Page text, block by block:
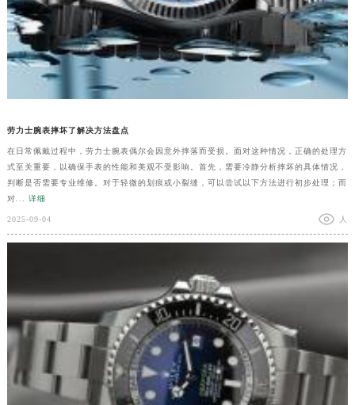
劳力士腕表摔坏了解决方法盘点
在日常佩戴过程中，劳力士腕表偶尔会因意外摔落而受损。面对这种情况，正确的处理方
式至关重要，以确保手表的性能和美观不受影响。首先，需要冷静分析摔坏的具体情况，
判断是否需要专业维修。对于轻微的划痕或小裂缝，可以尝试以下方法进行初步处理；而
对... 详细
2025-09-04 人